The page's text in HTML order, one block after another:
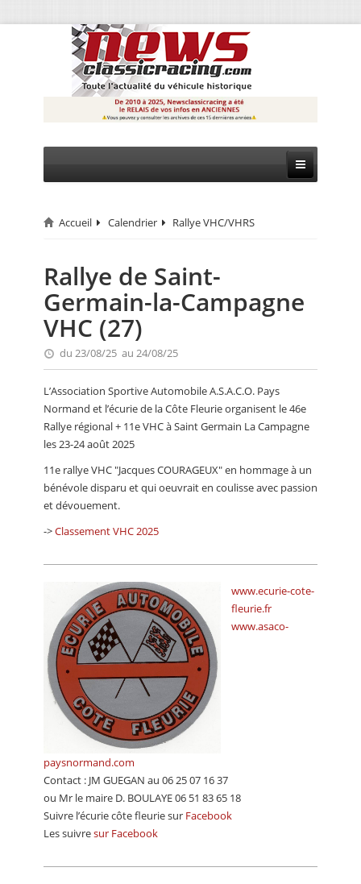
CIRCUIT
RALLYE
MONTAGNE
EVÈNEMENTS
CALENDRIER
VIDEO
ANNUAIRES
PETITES ANNONCES
Accueil Calendrier Rallye VHC/VHRS
Rallye de Saint-
Germain-la-Campagne
VHC (27)
du 23/08/25 au 24/08/25
L’Association Sportive Automobile A.S.A.C.O. Pays
Normand et l’écurie de la Côte Fleurie organisent le 46e
Rallye régional + 11e VHC à Saint Germain La Campagne
les 23-24 août 2025
11e rallye VHC "Jacques COURAGEUX" en hommage à un
bénévole disparu et qui oeuvrait en coulisse avec passion
et dévouement.
->Classement VHC 2025
www.ecurie-cote-
fleurie.fr
www.asaco-
paysnormand.com
Contact : JM GUEGAN au 06 25 07 16 37
ou Mr le maire D. BOULAYE 06 51 83 65 18
Suivre l’écurie côte fleurie sur Facebook
Les suivresur Facebook